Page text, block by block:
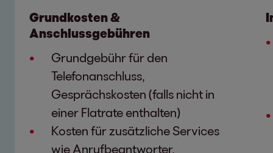
Grundkosten &
Anschlussgebühren
Grundgebühr für den
Telefonanschluss,
Gesprächskosten (falls nicht in
einer Flatrate enthalten)
Kosten für zusätzliche Services
wie Anrufbeantworter,